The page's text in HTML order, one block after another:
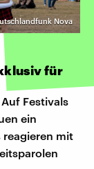
Nova
für
Festivals
ein
reagieren mit